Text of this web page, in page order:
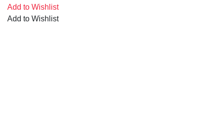
Add to Wishlist
Add to Wishlist